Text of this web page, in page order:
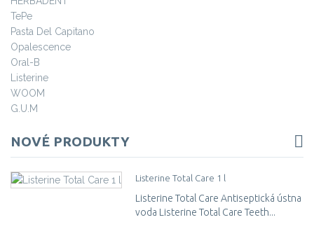
TePe
Pasta Del Capitano
Opalescence
Oral-B
Listerine
WOOM
G.U.M
NOVÉ PRODUKTY
Listerine Total Care 1 l
Listerine Total Care Antiseptická ústna
voda Listerine Total Care Teeth...